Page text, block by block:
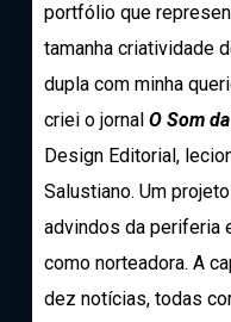
portfólio que
tamanha criatividade
dupla com minha
criei o jornal O Som
Design Editorial,
Salustiano. Um
advindos da periferia
como norteadora. A
dez notícias, todas